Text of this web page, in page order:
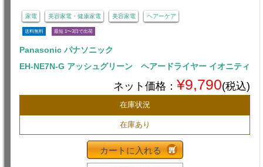
家電 美容家電・健康家電 美容家電 ヘアーケア
送料無料 最短 1〜3日で出荷
Panasonic パナソニック
EH-NE7N-G アッシュグリーン ヘアードライヤー イオニティ
ネット価格： ¥9,790(税込)
在庫状況
在庫あり
カートに入れる